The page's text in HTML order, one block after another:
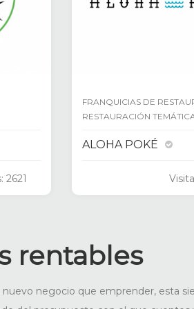
2621
FRANQUICIAS DE
RESTAURACIÓN
ALOHA POKÉ
rentables
nuevo negocio que emprender, esta